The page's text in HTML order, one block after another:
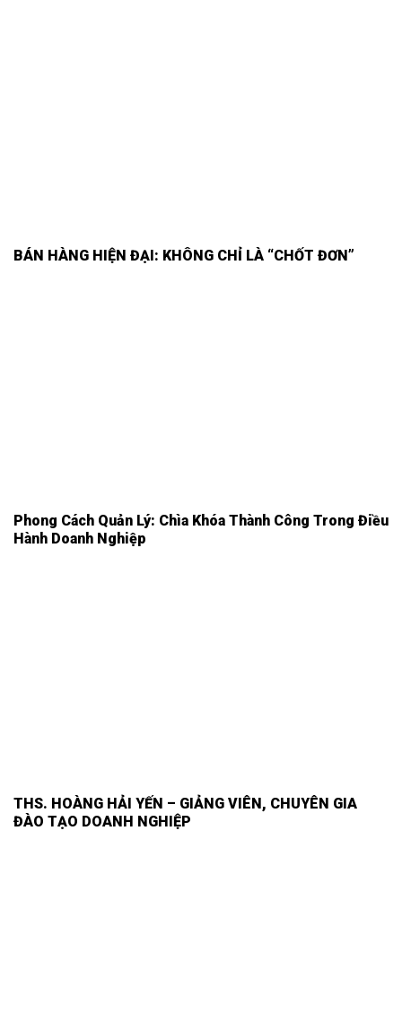
BÁN HÀNG HIỆN ĐẠI: KHÔNG CHỈ LÀ “CHỐT ĐƠN”
Phong Cách Quản Lý: Chìa Khóa Thành Công Trong Điều
Hành Doanh Nghiệp
THS. HOÀNG HẢI YẾN – GIẢNG VIÊN, CHUYÊN GIA
ĐÀO TẠO DOANH NGHIỆP